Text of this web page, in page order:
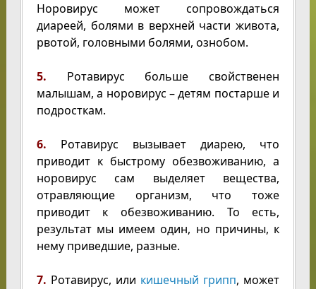
Норовирус может сопровождаться
диареей, болями в верхней части живота,
рвотой, головными болями, ознобом.
5.
Ротавирус больше свойственен
малышам, а норовирус – детям постарше и
подросткам.
6. Ротавирус вызывает диарею, что
приводит к быстрому обезвоживанию, а
норовирус сам выделяет вещества,
отравляющие организм, что тоже
приводит к обезвоживанию. То есть,
результат мы имеем один, но причины, к
нему приведшие, разные.
7. Ротавирус, или кишечный грипп, может